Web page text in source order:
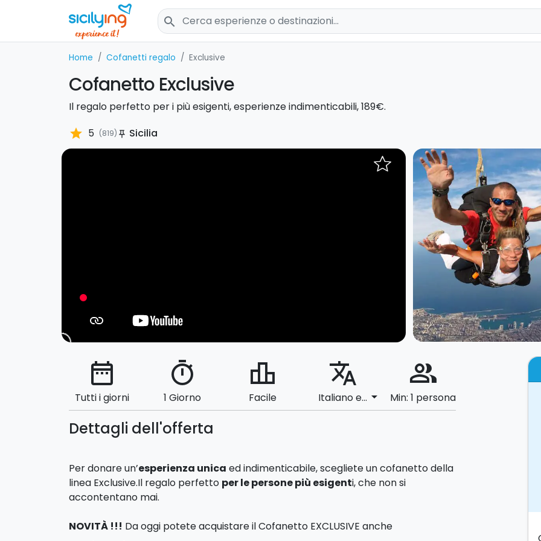
search
Home Cofanetti regalo Exclusive
Cofanetto Exclusive
Il regalo perfetto per i più esigenti, esperienze indimenticabili, 189€.
star 5 (819) push_pin Sicilia
date_range
Tutti i giorni
timer
1 Giorno
leaderboard
Facile
translate
Italiano e... arrow_drop_down
people_alt
Min: 1 persona
Dettagli dell'offerta
Per donare un’esperienza unica ed indimenticabile, scegliete un cofanetto della
linea Exclusive.Il regalo perfetto per le persone più esigenti, che non si
accontentano mai.
NOVITÀ !!! Da oggi potete acquistare il Cofanetto EXCLUSIVE anche